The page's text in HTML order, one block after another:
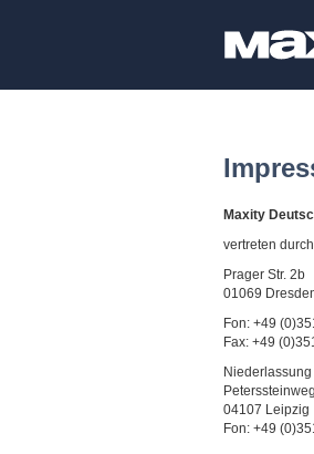
Maxity
vertreten
Prager Str. 2b
01069
Fon: +49
Fax: +49
04107 Leipzig
Fon: +49